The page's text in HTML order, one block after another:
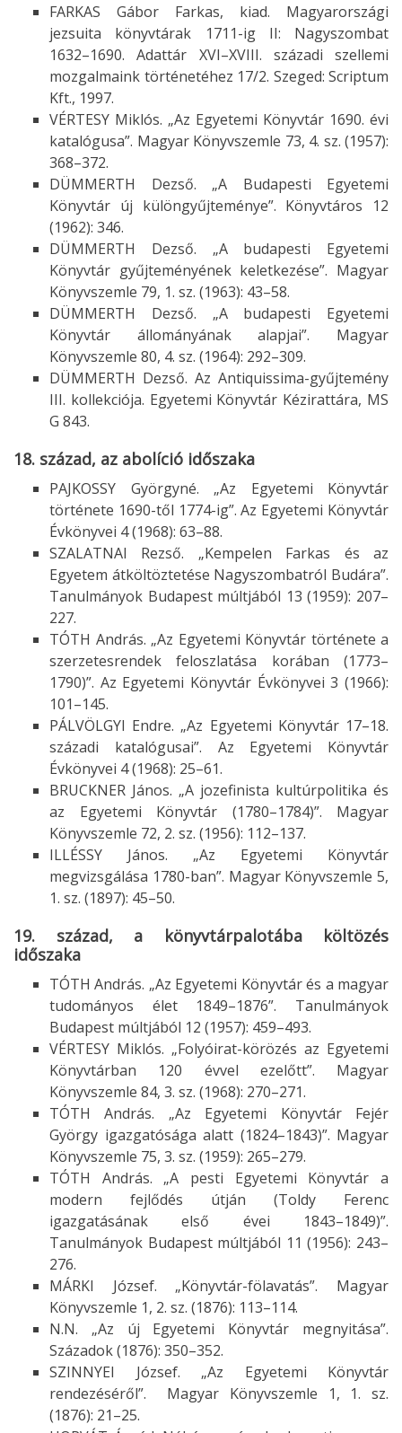
FARKAS Gábor Farkas, kiad. Magyarországi
jezsuita könyvtárak 1711-ig II: Nagyszombat
1632–1690. Adattár XVI–XVIII. századi szellemi
mozgalmaink történetéhez 17/2. Szeged: Scriptum
Kft., 1997.
VÉRTESY Miklós. „Az Egyetemi Könyvtár 1690. évi
katalógusa”. Magyar Könyvszemle 73, 4. sz. (1957):
368–372.
DÜMMERTH Dezső. „A Budapesti Egyetemi
Könyvtár új különgyűjteménye”. Könyvtáros 12
(1962): 346.
DÜMMERTH Dezső. „A budapesti Egyetemi
Könyvtár gyűjteményének keletkezése”. Magyar
Könyvszemle 79, 1. sz. (1963): 43–58.
DÜMMERTH Dezső. „A budapesti Egyetemi
Könyvtár állományának alapjai”. Magyar
Könyvszemle 80, 4. sz. (1964): 292–309.
DÜMMERTH Dezső. Az Antiquissima-gyűjtemény
III. kollekciója. Egyetemi Könyvtár Kézirattára, MS
G 843.
18. század, az abolíció időszaka
PAJKOSSY Györgyné. „Az Egyetemi Könyvtár
története 1690-től 1774-ig”. Az Egyetemi Könyvtár
Évkönyvei 4 (1968): 63–88.
SZALATNAI Rezső. „Kempelen Farkas és az
Egyetem átköltöztetése Nagyszombatról Budára”.
Tanulmányok Budapest múltjából 13 (1959): 207–
227.
TÓTH András. „Az Egyetemi Könyvtár története a
szerzetesrendek feloszlatása korában (1773–
1790)”. Az Egyetemi Könyvtár Évkönyvei 3 (1966):
101–145.
PÁLVÖLGYI Endre. „Az Egyetemi Könyvtár 17–18.
századi katalógusai”. Az Egyetemi Könyvtár
Évkönyvei 4 (1968): 25–61.
BRUCKNER János. „A jozefinista kultúrpolitika és
az Egyetemi Könyvtár (1780–1784)”. Magyar
Könyvszemle 72, 2. sz. (1956): 112–137.
ILLÉSSY János. „Az Egyetemi Könyvtár
megvizsgálása 1780-ban”. Magyar Könyvszemle 5,
1. sz. (1897): 45–50.
19. század, a könyvtárpalotába költözés
időszaka
TÓTH András. „Az Egyetemi Könyvtár és a magyar
tudományos élet 1849–1876”. Tanulmányok
Budapest múltjából 12 (1957): 459–493.
VÉRTESY Miklós. „Folyóirat-körözés az Egyetemi
Könyvtárban 120 évvel ezelőtt”. Magyar
Könyvszemle 84, 3. sz. (1968): 270–271.
TÓTH András. „Az Egyetemi Könyvtár Fejér
György igazgatósága alatt (1824–1843)”. Magyar
Könyvszemle 75, 3. sz. (1959): 265–279.
TÓTH András. „A pesti Egyetemi Könyvtár a
modern fejlődés útján (Toldy Ferenc
igazgatásának első évei 1843–1849)”.
Tanulmányok Budapest múltjából 11 (1956): 243–
276.
MÁRKI József. „Könyvtár-fölavatás”. Magyar
Könyvszemle 1, 2. sz. (1876): 113–114.
N.N. „Az új Egyetemi Könyvtár megnyitása”.
Századok (1876): 350–352.
SZINNYEI József. „Az Egyetemi Könyvtár
rendezéséről”. Magyar Könyvszemle 1, 1. sz.
(1876): 21–25.